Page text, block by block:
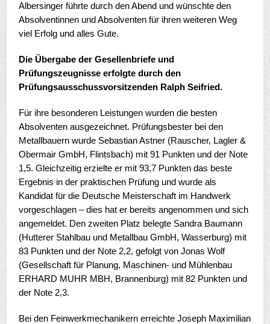
Albersinger führte durch den Abend und wünschte den
Absolventinnen und Absolventen für ihren weiteren Weg
viel Erfolg und alles Gute.
Die Übergabe der Gesellenbriefe und
Prüfungszeugnisse erfolgte durch den
Prüfungsausschussvorsitzenden Ralph Seifried.
Für ihre besonderen Leistungen wurden die besten
Absolventen ausgezeichnet. Prüfungsbester bei den
Metallbauern wurde Sebastian Astner (Rauscher, Lagler &
Obermair GmbH, Flintsbach) mit 91 Punkten und der Note
1,5. Gleichzeitig erzielte er mit 93,7 Punkten das beste
Ergebnis in der praktischen Prüfung und wurde als
Kandidat für die Deutsche Meisterschaft im Handwerk
vorgeschlagen – dies hat er bereits angenommen und sich
angemeldet. Den zweiten Platz belegte Sandra Baumann
(Hutterer Stahlbau und Metallbau GmbH, Wasserburg) mit
83 Punkten und der Note 2,2, gefolgt von Jonas Wolf
(Gesellschaft für Planung, Maschinen- und Mühlenbau
ERHARD MUHR MBH, Brannenburg) mit 82 Punkten und
der Note 2,3.
Bei den Feinwerkmechanikern erreichte Joseph Maximilian